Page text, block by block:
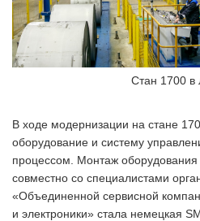
Стан 1700
В ходе модернизации на стане
оборудование и систему
процессом. Монтаж
совместно со специалистами
«Объединенной сервисной
и электроники» стала немецкая